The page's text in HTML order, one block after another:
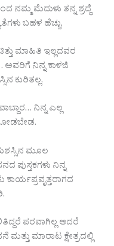
ನಮ್ಮ ಮೆದುಳು ತನ್ನ ಶ್ರದ್ಧೆ
ಬಹಳ ಹೆಚ್ಚು.
ಮಾಹಿತಿ ಇಲ್ಲದವರ
ಅವರಿಗೆ ನಿನ್ನ ಕಾಳಜಿ
ಕುರಿತಲ್ಲ.
ನಿನ್ನ ಎಲ್ಲ
ಯಶಸ್ಸಿನ ಮೂಲ
ಪುಸ್ತಕಗಳು ನಿನ್ನ
ಪರವಾಗಿಲ್ಲ ಆದರೆ
ಮತ್ತು ಮಾರಾಟ ಕ್ಷೇತ್ರದಲ್ಲಿ